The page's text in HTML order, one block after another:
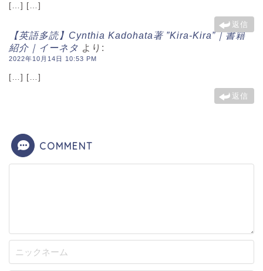
[…] […]
返信
【英語多読】Cynthia Kadohata著 ”Kira-Kira”｜書籍
紹介｜イーネタ より:
2022年10月14日 10:53 PM
[…] […]
返信
COMMENT